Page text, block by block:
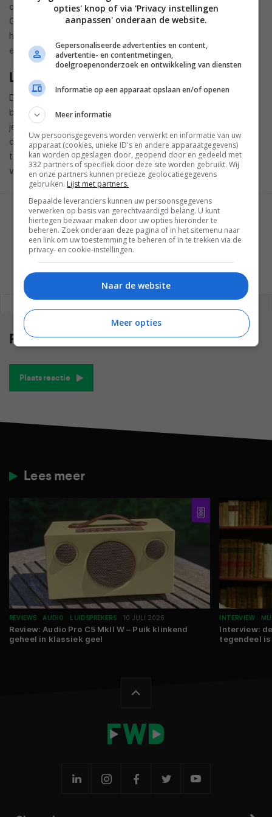
dunner gemaakt en bestaat uit een aluminium behuizing met
Gorilla Glass 5. Het touchpad is groter, het scharnier tussen
het scherm en toetsenbord is verbeterd en er is een nieuwe
edge-to-edge MagLev-toetsenbord.
Laptop en tablet
De nieuwe XPS 13 2-in-1 is een zogenaamde convertible. Dit
betekent dat je het scherm helemaal kunt omklappen. Zo kun
je deze convertible gebruiken als laptop, maar ook als tablet
door middel van het touchscreen. Ook presentatie- of
tentmodus zijn uiteraard mogelijk. De Dell XPS 13 2-in-1 is
vanaf juli verkrijgbaar voor een prijs vanaf 999,99 dollar.
GESCHREVEN DOOR
TOM DIJKEMA
Reacties(0)
Plaats reactie
Lees meer
REVIEWS AUDIO LUIDSPREKERS 10 JULI 2026
Review: Audio Pro C5 MkII W – Puik klinkend
geheel in klassiek geel
INTERVIEW
Interview:
tegendeel is
opties' knop of via 'Privacy instellingen
aanpassen' onderaan de website.
Gepersonaliseerde advertenties en content,
advertentie- en contentmetingen,
doelgroepenonderzoek en ontwikkeling van diensten
Informatie op een apparaat opslaan en/of openen
Meer informatie
Uw persoonsgegevens worden verwerkt en informatie van uw
apparaat (cookies, unieke ID's en andere apparaatgegevens)
kan worden opgeslagen door, geopend door en gedeeld met
332 partners of specifiek door deze site worden gebruikt. Wij
en onze partners kunnen precieze geolocatiegegevens
gebruiken. Lijst met partners.
Bepaalde leveranciers kunnen uw persoonsgegevens
verwerken op basis van gerechtvaardigd belang. U kunt
hiertegen bezwaar maken door uw opties hieronder te
beheren. Zoek onderaan deze pagina of in het sitemenu naar
een link om uw toestemming te beheren of in te trekken via de
privacy- en cookie-instellingen.
Naar de website
Meer opties